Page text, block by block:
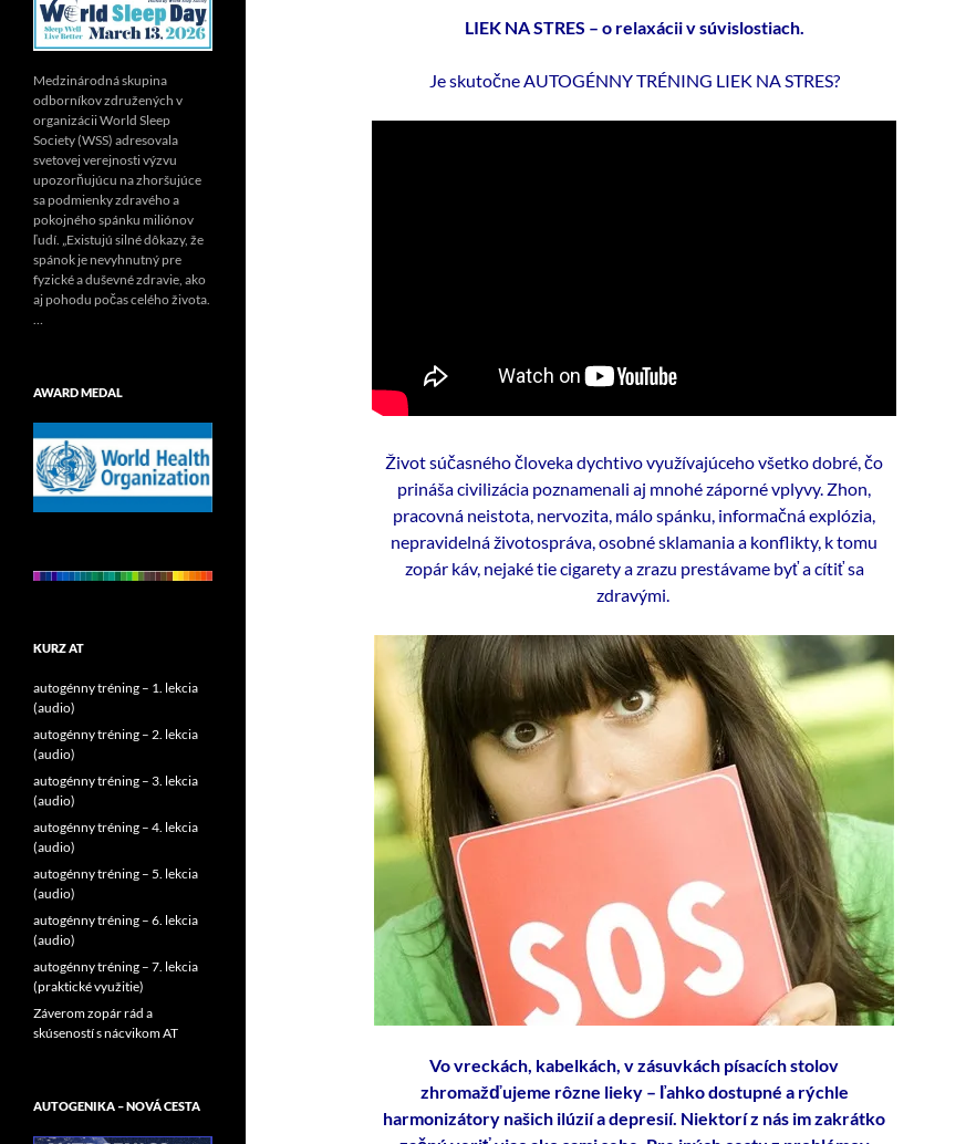
LIEK NA STRES – o relaxácii v súvislostiach.
Je skutočne AUTOGÉNNY TRÉNING LIEK NA STRES?
Život súčasného človeka dychtivo využívajúceho všetko dobré, čo
prináša civilizácia poznamenali aj mnohé záporné vplyvy. Zhon,
pracovná neistota, nervozita, málo spánku, informačná explózia,
nepravidelná životospráva, osobné sklamania a konflikty, k tomu
zopár káv, nejaké tie cigarety a zrazu prestávame byť a cítiť sa
zdravými.
Vo vreckách, kabelkách, v zásuvkách písacích stolov
zhromažďujeme rôzne lieky – ľahko dostupné a rýchle
harmonizátory našich ilúzií a depresií. Niektorí z nás im zakrátko
Medzinárodná skupina
odborníkov združených v
organizácii World Sleep
Society (WSS) adresovala
svetovej verejnosti výzvu
upozorňujúcu na zhoršujúce
sa podmienky zdravého a
pokojného spánku miliónov
ľudí. „Existujú silné dôkazy, že
spánok je nevyhnutný pre
fyzické a duševné zdravie, ako
aj pohodu počas celého života.
…
AWARD MEDAL
KURZ AT
autogénny tréning – 1. lekcia
(audio)
autogénny tréning – 2. lekcia
(audio)
autogénny tréning – 3. lekcia
(audio)
autogénny tréning – 4. lekcia
(audio)
autogénny tréning – 5. lekcia
(audio)
autogénny tréning – 6. lekcia
(audio)
autogénny tréning – 7. lekcia
(praktické využitie)
Záverom zopár rád a
skúseností s nácvikom AT
AUTOGENIKA – NOVÁ CESTA